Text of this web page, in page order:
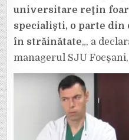
universitare reţin
specialişti, o parte din
în străinătate„, a
managerul SJU